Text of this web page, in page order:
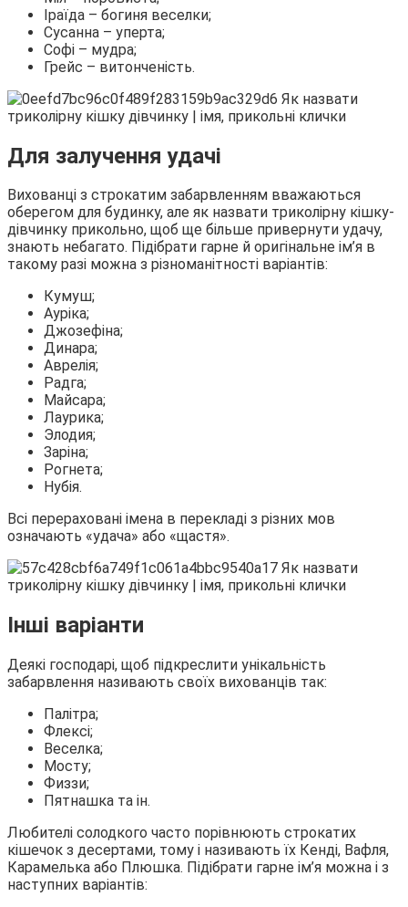
Іраїда – богиня веселки;
Сусанна – уперта;
Софі – мудра;
Грейс – витонченість.
Для залучення удачі
Вихованці з строкатим забарвленням вважаються
оберегом для будинку, але як назвати триколірну кішку-
дівчинку прикольно, щоб ще більше привернути удачу,
знають небагато. Підібрати гарне й оригінальне ім’я в
такому разі можна з різноманітності варіантів:
Кумуш;
Ауріка;
Джозефіна;
Динара;
Аврелія;
Радга;
Майсара;
Лаурика;
Элодия;
Заріна;
Рогнета;
Нубія.
Всі перераховані імена в перекладі з різних мов
означають «удача» або «щастя».
Інші варіанти
Деякі господарі, щоб підкреслити унікальність
забарвлення називають своїх вихованців так:
Палітра;
Флексі;
Веселка;
Мосту;
Физзи;
Пятнашка та ін.
Любителі солодкого часто порівнюють строкатих
кішечок з десертами, тому і називають їх Кенді, Вафля,
Карамелька або Плюшка. Підібрати гарне ім’я можна і з
наступних варіантів: